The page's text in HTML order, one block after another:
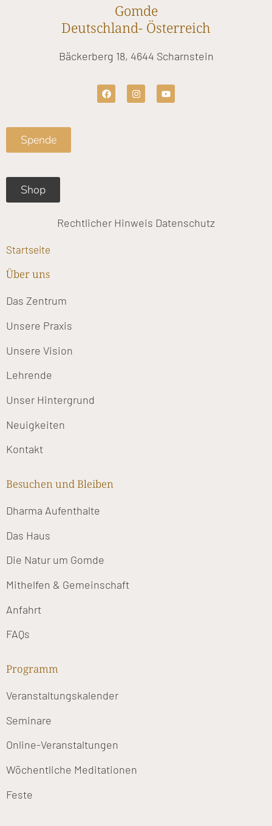
Gomde
Deutschland- Österreich
Bäckerberg 18, 4644 Scharnstein
F
a
c
I
n
s
Y
o
u
Spende
Shop
Rechtlicher Hinweis Datenschutz
Startseite
Über uns
Das Zentrum
Unsere Praxis
Unsere Vision
Lehrende
Unser Hintergrund
Neuigkeiten
Kontakt
Besuchen und Bleiben
Dharma Aufenthalte
Das Haus
Die Natur um Gomde
Mithelfen & Gemeinschaft
Anfahrt
FAQs
Programm
Veranstaltungskalender
Seminare
Online-Veranstaltungen
Wöchentliche Meditationen
Feste